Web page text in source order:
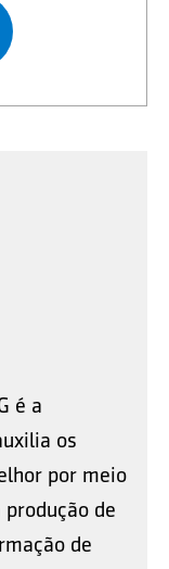
é a
os
por meio
de
de